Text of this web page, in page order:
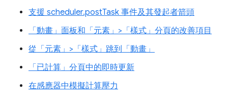
支援 scheduler.postTask 事件及其發起者箭頭
「動畫」面板和「元素」>「樣式」分頁的改善項目
從「元素」>「樣式」跳到「動畫」
「已計算」分頁中的即時更新
在感應器中模擬計算壓力